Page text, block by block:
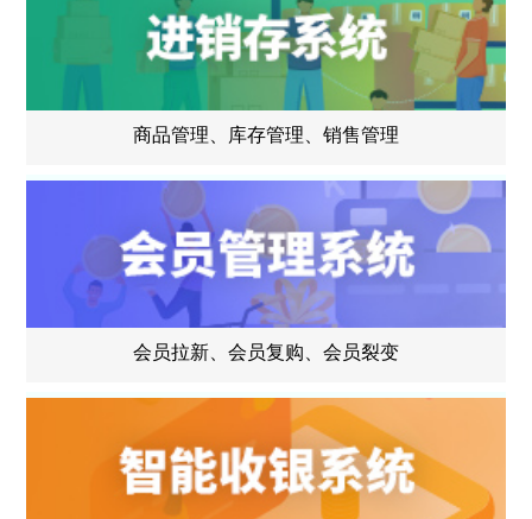
商品管理、库存管理、销售管理
会员拉新、会员复购、会员裂变